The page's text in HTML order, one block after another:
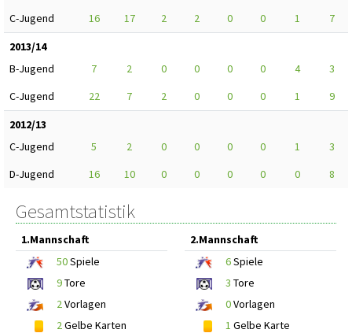
C-Jugend 16 17 2 2 0 0 1
7
2013/14
B-Jugend
7 2 0 0 0 0 4
3
C-Jugend
22 7 2 0 0 0 1
9
2012/13
C-Jugend
5 2 0 0 0 0 1
3
D-Jugend
16 10 0 0 0 0 0 8
Gesamtstatistik
1.Mannschaft
50Spiele
9Tore
2Vorlagen
2Gelbe Karten
2.Mannschaft
6Spiele
3 Tore
0Vorlagen
1 Gelbe Karte